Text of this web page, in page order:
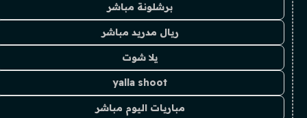
برشلونة مباشر
ريال مدريد مباشر
يلا شوت
yalla shoot
مباريات اليوم مباشر